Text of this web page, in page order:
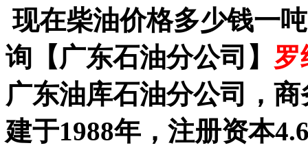
现在柴油价格多少钱一
询【广东石油分公司】 罗
广东油库石油分公司
，
建于1988年，注册资本